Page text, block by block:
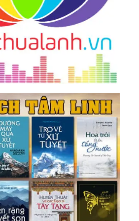
Trong Đàm Phán Pdf
Là... Pdf
Pdf
Đã Dạy Pdf
Rặng Thông - Osho Pdf
Có Tài Ăn Nói Nhất Pdf
Mãi Pdf
Tâm Hồn Không Bao Giờ
Đường - 6 Chìa Khóa Tâm Linh
Pdf
Lại Với Giời Pdf
Lựa Pdf